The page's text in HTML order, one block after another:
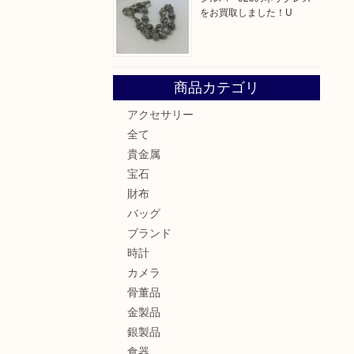
をお買取しました！U
商品カテゴリ
アクセサリー
全て
貴金属
宝石
財布
バッグ
ブランド
時計
カメラ
骨董品
金製品
銀製品
食器